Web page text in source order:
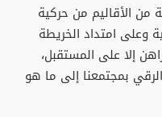
الأقاليم من حركية
وعلى امتداد الخريطة
إلا على المستقبل،
بمجتمعنا إلى ما هو